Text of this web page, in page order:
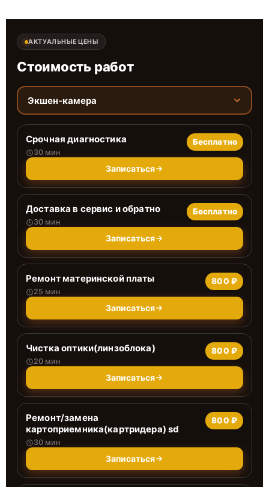
АКТУАЛЬНЫЕ ЦЕНЫ
Стоимость работ
Экшен-камера
Срочная диагностика
30 мин
Бесплатно
Записаться
Доставка в сервис и обратно
30 мин
Бесплатно
Записаться
Ремонт материнской платы
25 мин
800 ₽
Записаться
Чистка оптики(линзоблока)
20 мин
800 ₽
Записаться
Ремонт/замена
картоприемника(картридера) sd
30 мин
800 ₽
Записаться